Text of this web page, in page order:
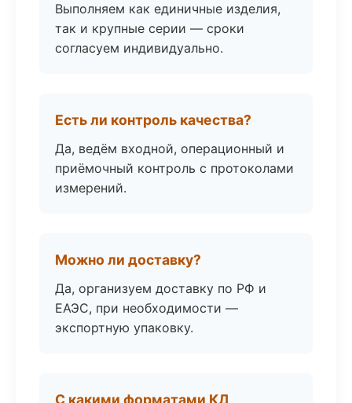
Выполняем как единичные изделия,
так и крупные серии — сроки
согласуем индивидуально.
Есть ли контроль качества?
Да, ведём входной, операционный и
приёмочный контроль с протоколами
измерений.
Можно ли доставку?
Да, организуем доставку по РФ и
ЕАЭС, при необходимости —
экспортную упаковку.
С какими форматами КД